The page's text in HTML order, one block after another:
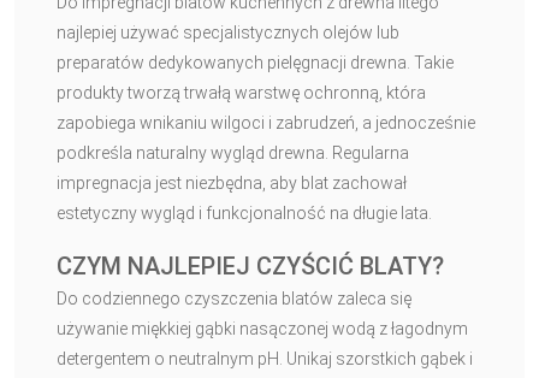
najlepiej używać specjalistycznych olejów lub
preparatów dedykowanych pielęgnacji drewna. Takie
produkty tworzą trwałą warstwę ochronną, która
zapobiega wnikaniu wilgoci i zabrudzeń, a jednocześnie
podkreśla naturalny wygląd drewna. Regularna
impregnacja jest niezbędna, aby blat zachował
estetyczny wygląd i funkcjonalność na długie lata.
CZYM NAJLEPIEJ CZYŚCIĆ BLATY?
Do codziennego czyszczenia blatów zaleca się
używanie miękkiej gąbki nasączonej wodą z łagodnym
detergentem o neutralnym pH. Unikaj szorstkich gąbek i